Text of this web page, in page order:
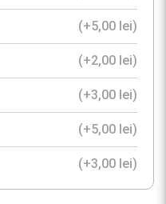
(+5,00 lei)
(+2,00 lei)
(+3,00 lei)
(+5,00 lei)
(+3,00 lei)